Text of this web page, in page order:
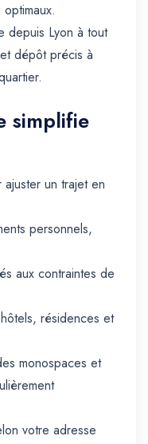
depuis Lyon à tout
dépôt précis à
simplifie
un trajet en
personnels,
aux contraintes de
résidences et
monospaces et
votre adresse